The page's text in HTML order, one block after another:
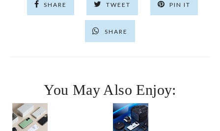
SHARE TWEET PIN IT
SHARE
You May Also Enjoy: